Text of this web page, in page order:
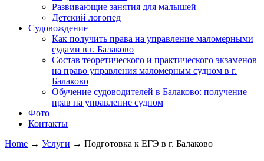
Развивающие занятия для малышей
Детский логопед
Судовождение
Как получить права на управление маломерными
судами в г. Балаково
Состав теоретического и практического экзаменов
на право управления маломерным судном в г.
Балаково
Обучение судоводителей в Балаково: получение
прав на управление судном
Фото
Контакты
Home → Услуги → Подготовка к ЕГЭ в г. Балаково